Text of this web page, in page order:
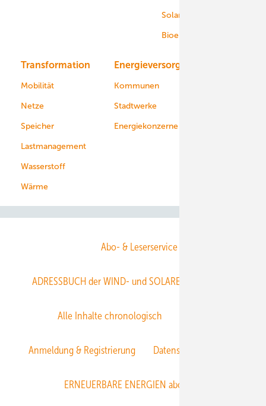
Solar
Bioenergie
Transformation
Mobilität
Netze
Speicher
Lastmanagement
Wasserstoff
Wärme
Energieversorger
Kommunen
Stadtwerke
Energiekonzerne
Abo- & Leserservice
ADRESSBUCH der WIND- und SOLARENERGIE
Alle Inhalte chronologisch
Anmeldung & Registrierung Datenschutz
ERNEUERBARE ENERGIEN abonnieren